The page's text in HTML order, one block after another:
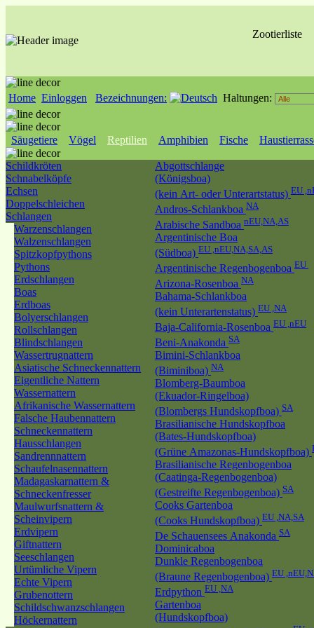
Zootierliste
Home Einloggen Bezeichnungen: Haltungen:
Säugetiere Vögel Reptilien Amphibien Fische
Schildkröten
Schnabelköpfe
Echsen
Doppelschleichen
Schlangen
Warzenschlangen
Walzenschlangen
Spitzkopfpythons
Pythons
Erdschlangen
Boas
Erdboas
Bolyerschlangen
Rollschlangen
Blindschlangen
Wassertrugnattern
Asiatische Schneckennattern
Eigentliche Nattern
Wassernattern
Afrikanische Wassernattern
Falsche Haubennattern
Schneckennattern
Hausschlangen
Sandrennnattern
Schaufelnasennattern
Madagaskarnattern &
Schneckenfresser
Maulwurfsnattern &
Scheinvipern
Erdvipern
Giftnattern
Seeschlangen
Urtümliche Vipern
Echte Vipern
Grubenottern
Schildschwanzschlangen
Höckernattern
Abgottschlange
(Königsboa)
(kein Art- oder Unterartstatus) EU
Andros-Schlankboa NA
Arabische Sandboa nEU,NA,AS
Argentinische Boa
(Südboa) EU ,nEU,NA,SA,AS
Argentinische Regenbogenboa EU
Arizona-Rosenboa NA
Bahama-Schlankboa
(kein Unterartenstatus) EU ,NA
Baja-California-Rosenboa EU ,nEU
Beni-Anakonda SA
Bimini-Schlankboa
(Biminiboa) NA
Blomberg-Baumboa
(Ekuador-Ringelboa)
(Blombergs Hundskopfboa) SA
Brasilianische Hundskopfboa
(Bates-Hundskopfboa)
(Grüne Amazonas-Hundskopfboa)
Brasilianische Regenbogenboa
(Caatinga-Regenbogenboa)
(Gestreifte Regenbogenboa) SA
Cooks Gartenboa
(Cooks Hundskopfboa) EU ,NA,SA
De Schauensees Anakonda SA
Dominicaboa
Dunkle Regenbogenboa
(Braune Regenbogenboa) EU
Erdpython EU ,NA
Gartenboa
(Hundskopfboa)